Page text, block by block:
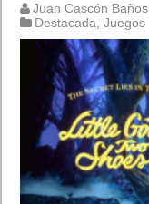
Juan Cascón Baños
Destacada ,Juegos